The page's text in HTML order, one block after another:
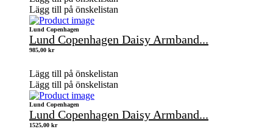
Lägg till på önskelistan
Lund Copenhagen
Lund Copenhagen Daisy Armband...
985,00 kr
Lägg till på önskelistan
Lägg till på önskelistan
Lund Copenhagen
Lund Copenhagen Daisy Armband...
1525,00 kr